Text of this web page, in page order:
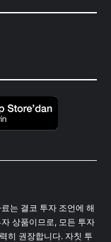
는 결코 투자 조언에 해
상품이므로, 모든 투자
히 권장합니다. 자칫 투